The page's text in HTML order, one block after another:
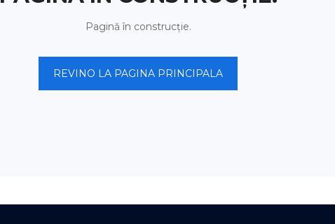
Pagină în construcție.
REVINO LA PAGINA PRINCIPALA